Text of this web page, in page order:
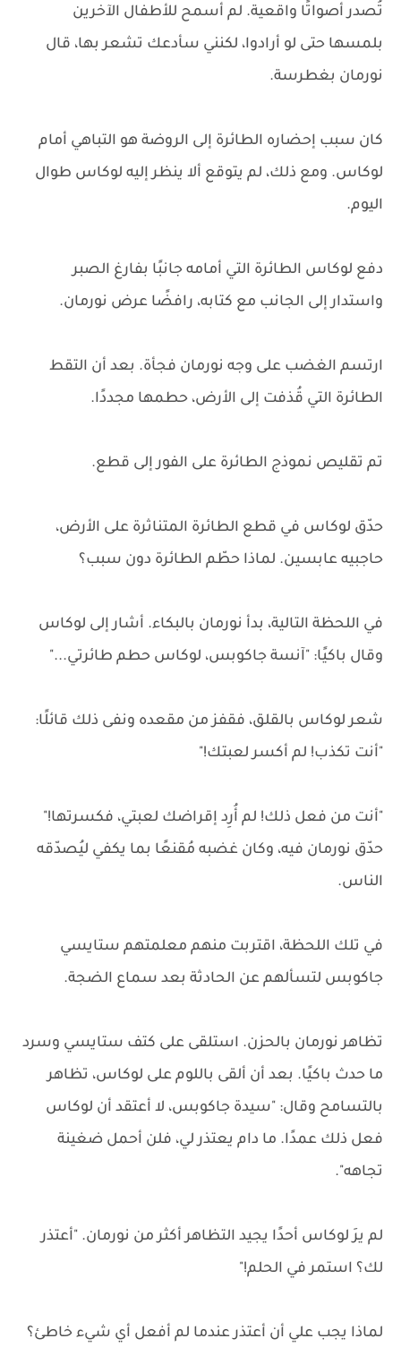
تُصدر أصواتًا واقعية. لم أسمح للأطفال الآخرين
بلمسها حتى لو أرادوا، لكنني سأدعك تشعر بها، قال
نورمان بغطرسة.
كان سبب إحضاره الطائرة إلى الروضة هو التباهي أمام
لوكاس. ومع ذلك، لم يتوقع ألا ينظر إليه لوكاس طوال
اليوم.
دفع لوكاس الطائرة التي أمامه جانبًا بفارغ الصبر
واستدار إلى الجانب مع كتابه، رافضًا عرض نورمان.
ارتسم الغضب على وجه نورمان فجأة. بعد أن التقط
الطائرة التي قُذفت إلى الأرض، حطمها مجددًا.
تم تقليص نموذج الطائرة على الفور إلى قطع.
حدّق لوكاس في قطع الطائرة المتناثرة على الأرض،
حاجبيه عابسين. لماذا حطّم الطائرة دون سبب؟
في اللحظة التالية، بدأ نورمان بالبكاء. أشار إلى لوكاس
وقال باكيًا: "آنسة جاكوبس، لوكاس حطم طائرتي..."
شعر لوكاس بالقلق، فقفز من مقعده ونفى ذلك قائلًا:
"أنت تكذب! لم أكسر لعبتك!"
"أنت من فعل ذلك! لم أُرِد إقراضك لعبتي، فكسرتها!"
حدّق نورمان فيه، وكان غضبه مُقنعًا بما يكفي ليُصدّقه
الناس.
في تلك اللحظة، اقتربت منهم معلمتهم ستايسي
جاكوبس لتسألهم عن الحادثة بعد سماع الضجة.
تظاهر نورمان بالحزن. استلقى على كتف ستايسي وسرد
ما حدث باكيًا. بعد أن ألقى باللوم على لوكاس، تظاهر
بالتسامح وقال: "سيدة جاكوبس، لا أعتقد أن لوكاس
فعل ذلك عمدًا. ما دام يعتذر لي، فلن أحمل ضغينة
تجاهه".
لم يرَ لوكاس أحدًا يجيد التظاهر أكثر من نورمان. "أعتذر
لك؟ استمر في الحلم!"
لماذا يجب علي أن أعتذر عندما لم أفعل أي شيء خاطئ؟